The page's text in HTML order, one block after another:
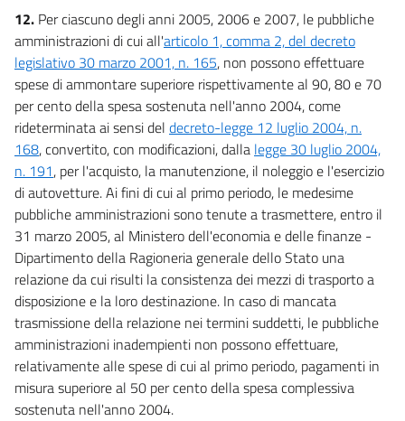
12. Per ciascuno degli anni 2005, 2006 e 2007, le pubbliche
amministrazioni di cui all'articolo 1, comma 2, del decreto
legislativo 30 marzo 2001, n. 165, non possono effettuare
spese di ammontare superiore rispettivamente al 90, 80 e 70
per cento della spesa sostenuta nell'anno 2004, come
rideterminata ai sensi del decreto-legge 12 luglio 2004, n.
168, convertito, con modificazioni, dalla legge 30 luglio 2004,
n. 191, per l'acquisto, la manutenzione, il noleggio e l'esercizio
di autovetture. Ai fini di cui al primo periodo, le medesime
pubbliche amministrazioni sono tenute a trasmettere, entro il
31 marzo 2005, al Ministero dell'economia e delle finanze -
Dipartimento della Ragioneria generale dello Stato una
relazione da cui risulti la consistenza dei mezzi di trasporto a
disposizione e la loro destinazione. In caso di mancata
trasmissione della relazione nei termini suddetti, le pubbliche
amministrazioni inadempienti non possono effettuare,
relativamente alle spese di cui al primo periodo, pagamenti in
misura superiore al 50 per cento della spesa complessiva
sostenuta nell'anno 2004.